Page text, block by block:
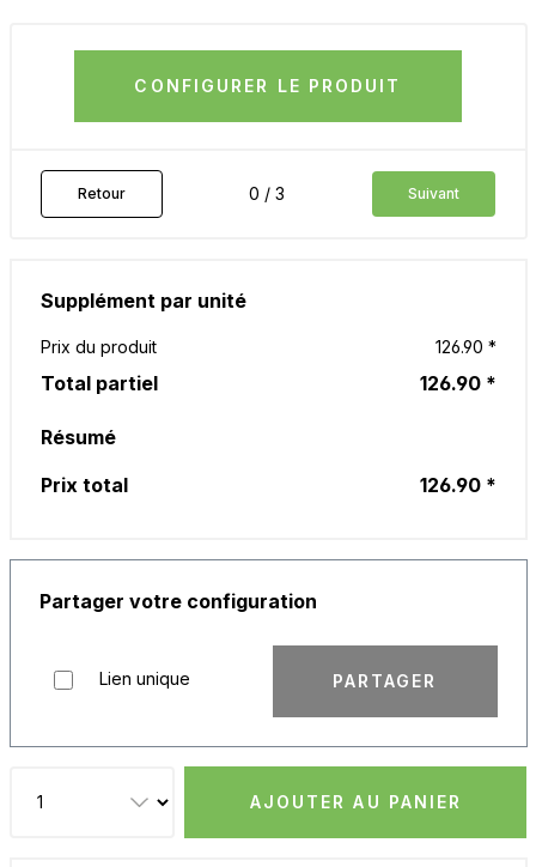
CONFIGURER LE PRODUIT
Retour 0 / 3 Suivant
Supplément par unité
Prix du produit 126.90 *
Total partiel 126.90 *
Résumé
Prix total
126.90 *
Partager votre configuration
Lien unique PARTAGER
AJOUTER AU PANIER